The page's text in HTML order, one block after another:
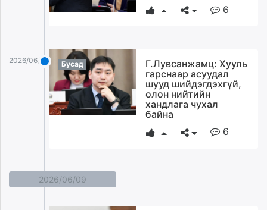
6
2026/06/10 Бусад
Г.Лувсанжамц: Хууль
гарснаар асуудал
шууд шийдэгдэхгүй,
олон нийтийн
хандлага чухал
байна
6
2026/06/09